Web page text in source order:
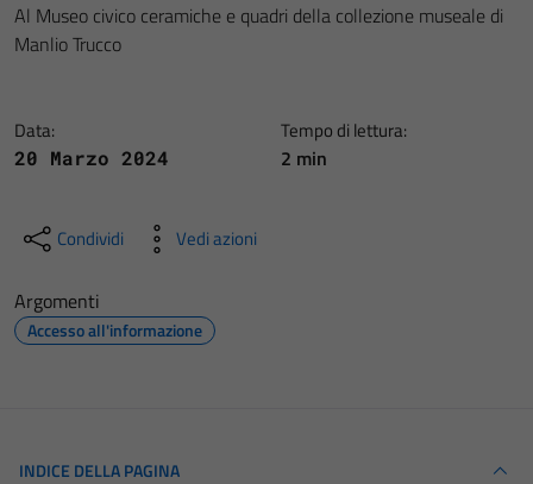
Al Museo civico ceramiche e quadri della collezione museale di
Manlio Trucco
Data:
20 Marzo 2024
Tempo di lettura:
2 min
Condividi Vedi azioni
Argomenti
Accesso all'informazione
INDICE DELLA PAGINA